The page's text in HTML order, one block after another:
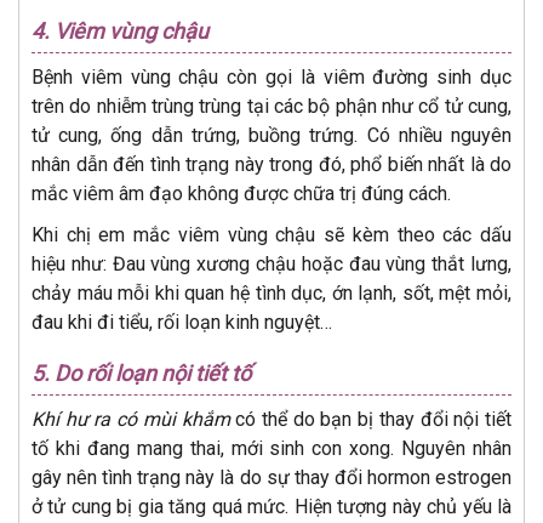
4. Viêm vùng chậu
Bệnh viêm vùng chậu còn gọi là viêm đường sinh dục
trên do nhiễm trùng trùng tại các bộ phận như cổ tử cung,
tử cung, ống dẫn trứng, buồng trứng. Có nhiều nguyên
nhân dẫn đến tình trạng này trong đó, phổ biến nhất là do
mắc viêm âm đạo không được chữa trị đúng cách.
Khi chị em mắc viêm vùng chậu sẽ kèm theo các dấu
hiệu như: Đau vùng xương chậu hoặc đau vùng thắt lưng,
chảy máu mỗi khi quan hệ tình dục, ớn lạnh, sốt, mệt mỏi,
đau khi đi tiểu, rối loạn kinh nguyệt…
5. Do rối loạn nội tiết tố
Khí hư ra có mùi khắmcó thể do bạn bị thay đổi nội tiết
tố khi đang mang thai, mới sinh con xong. Nguyên nhân
gây nên tình trạng này là do sự thay đổi hormon estrogen
ở tử cung bị gia tăng quá mức. Hiện tượng này chủ yếu là